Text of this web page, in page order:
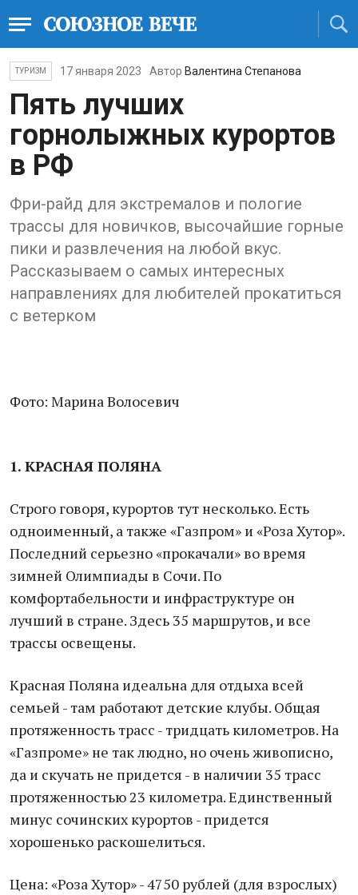
ТУРИЗМ 17 января 2023 Автор Валентина Степанова
Пять лучших
горнолыжных курортов
в РФ
Фри-райд для экстремалов и пологие
трассы для новичков, высочайшие горные
пики и развлечения на любой вкус.
Рассказываем о самых интересных
направлениях для любителей прокатиться
с ветерком
Фото: Марина Волосевич
1. КРАСНАЯ ПОЛЯНА
Строго говоря, курортов тут несколько. Есть
одноименный, а также «Газпром» и «Роза Хутор».
Последний серьезно «прокачали» во время
зимней Олимпиады в Сочи. По
комфортабельности и инфраструктуре он
лучший в стране. Здесь 35 маршрутов, и все
трассы освещены.
Красная Поляна идеальна для отдыха всей
семьей - там работают детские клубы. Общая
протяженность трасс - тридцать километров. На
«Газпроме» не так людно, но очень живописно,
да и скучать не придется - в наличии 35 трасс
протяженностью 23 километра. Единственный
минус сочинских курортов - придется
хорошенько раскошелиться.
Цена: «Роза Хутор» - 4750 рублей (для взрослых)